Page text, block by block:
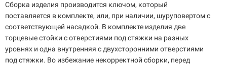
Сборка изделия производится ключом, который
поставляется в комплекте, или, при наличии, шуруповертом с
соответствующей насадкой. В комплекте изделия две
торцевые стойки с отверстиями под стяжки на разных
уровнях и одна внутренняя с двухсторонними отверстиями
под стяжки. Во избежание некорректной сборки, перед